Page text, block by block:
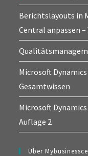
Berichtslayouts in
Central anpassen –
Microsoft
Gesamtwissen
Microsoft
Auflage 2
Über